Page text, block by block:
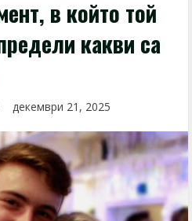
в който той
какви са
декември 21, 2025